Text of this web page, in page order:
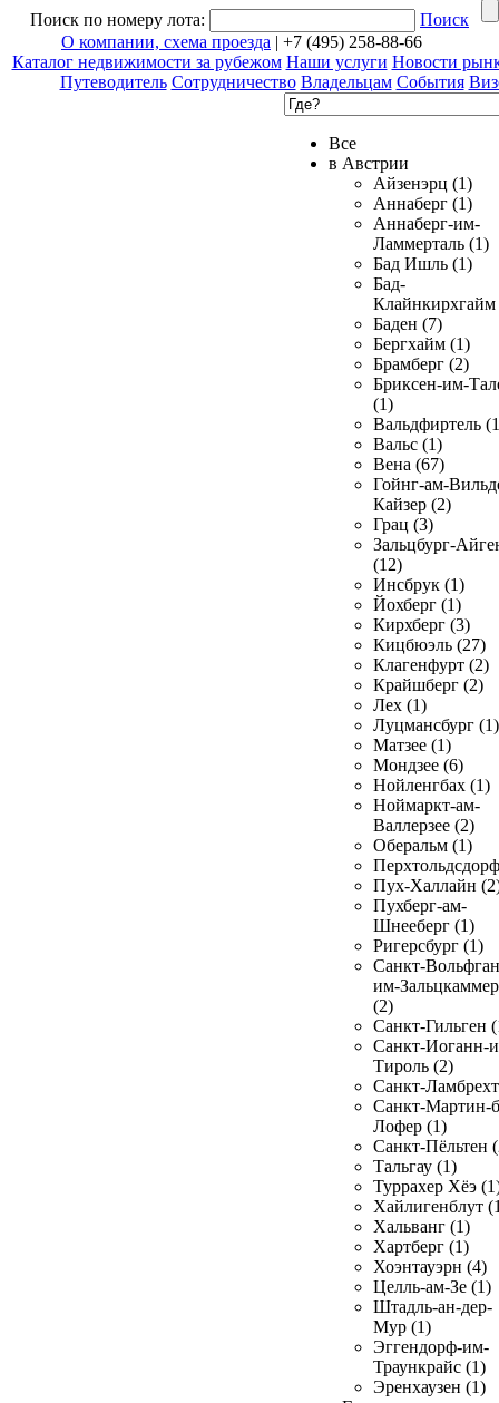
Поиск по номеру лота:
Поиск
О компании, схема проезда | +7 (495) 258-88-66
Каталог недвижимости за рубежом Наши услуги Новости
Путеводитель Сотрудничество Владельцам События
Все
в Австрии
Айзенэрц (1)
Аннаберг (1)
Аннаберг-им-
Ламмерталь (1)
Бад Ишль (1)
Бад-
Клайнкирхгайм
Баден (7)
Бергхайм (1)
Брамберг (2)
Бриксен-им-
(1)
Вальдфиртель
Вальс (1)
Вена (67)
Гойнг-ам-
Кайзер (2)
Грац (3)
Зальцбург-
(12)
Инсбрук (1)
Йохберг (1)
Кирхберг (3)
Кицбюэль (27)
Клагенфурт (2)
Крайшберг (2)
Лех (1)
Луцмансбург (1)
Матзее (1)
Мондзее (6)
Нойленгбах (1)
Ноймаркт-ам-
Валлерзее (2)
Оберальм (1)
Пух-Халлайн
Пухберг-ам-
Шнееберг (1)
Ригерсбург (1)
Санкт-
им-
(2)
Санкт-Гильген
Санкт-Иоганн-
Тироль (2)
Санкт-
Санкт-Мартин-
Лофер (1)
Санкт-Пёльтен
Тальгау (1)
Туррахер Хёэ
Хайлигенблут
Хальванг (1)
Хартберг (1)
Хоэнтауэрн (4)
Целль-ам-Зе (1)
Штадль-ан-дер-
Мур (1)
Эггендорф-им-
Траункрайс (1)
Эренхаузен (1)